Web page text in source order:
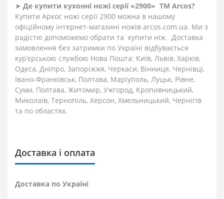
➤ Де купити кухонні ножі серії «2900» ТМ Arcos?
Купити Аркос ножі серії 2900 можна в нашому
офіційному інтернет-магазині ножів arcos.com.ua. Ми з
радістю допоможемо обрати та купити ніж. Доставка
замовлення без затримки по Україні відбувається
кур’єрською службою Нова Пошта: Київ, Львів, Харків,
Одеса, Дніпро, Запоріжжя, Черкаси, Вінниця, Чернівці,
Івано-Франківськ, Полтава, Маріуполь, Луцьк, Рівне,
Суми, Полтава, Житомир, Ужгород, Кропивницький,
Миколаїв, Тернопіль, Херсон, Хмельницький, Чернігів
та по областях.
Доставка і оплата
Доставка по Україні